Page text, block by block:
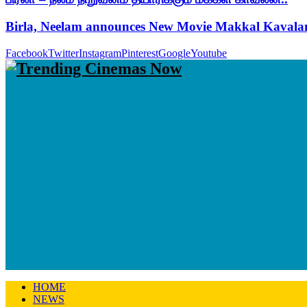
Birla, Neelam announces New Movie Makkal
FacebookTwitterInstagramPinterestGoogleYoutube
HOME
NEWS